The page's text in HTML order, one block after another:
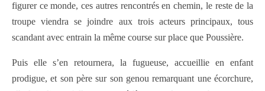
figurer ce monde, ces autres rencontrés en chemin, le reste de la
troupe viendra se joindre aux trois acteurs principaux, tous
scandant avec entrain la même course sur place que Poussière.
Puis elle s’en retournera, la fugueuse, accueillie en enfant
prodigue, et son père sur son genou remarquant une écorchure,